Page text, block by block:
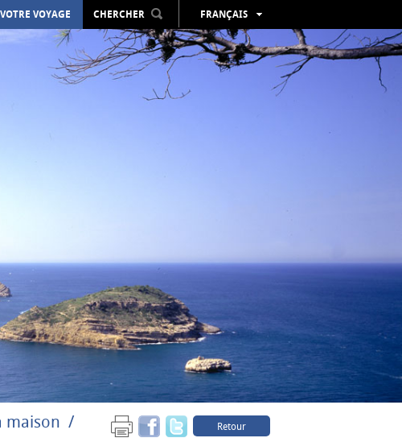
VOYAGE CHERCHER
FRANÇAIS
ESPAÑOL
VALENCIÀ
maison
Retour